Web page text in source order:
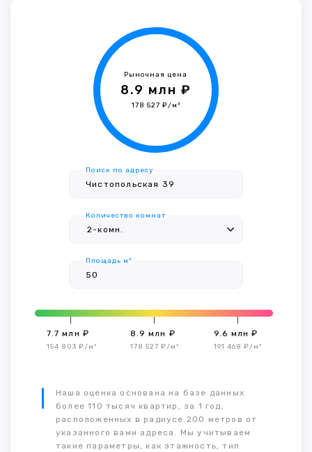
Рыночная цена
8.9 млн ₽
178 527 ₽/м²
Поиск по адресу
Количество комнат
Площадь м²
7.7 млн ₽
154 803 ₽/м²
8.9 млн ₽
178 527 ₽/м²
9.6 млн ₽
191 468 ₽/м²
Наша оценка основана на базе данных
более 110 тысяч квартир, за 1 год,
расположенных в радиусе 200 метров от
указанного вами адреса. Мы учитываем
такие параметры, как этажность, тип